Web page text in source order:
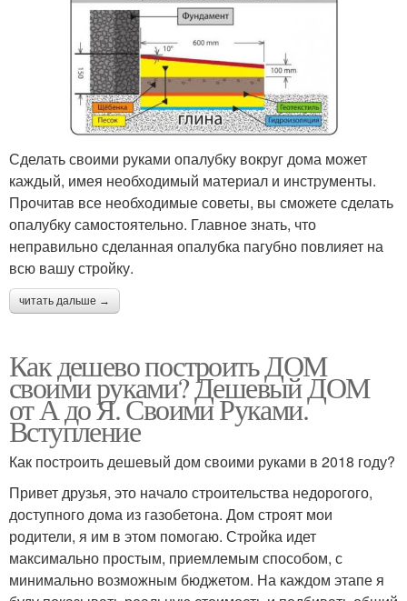
Сделать своими руками опалубку вокруг дома может
каждый, имея необходимый материал и инструменты.
Прочитав все необходимые советы, вы сможете сделать
опалубку самостоятельно. Главное знать, что
неправильно сделанная опалубка пагубно повлияет на
всю вашу стройку.
читать дальше →
Как дешево построить ДОМ
своими руками? Дешевый ДОМ
от А до Я. Своими Руками.
Вступление
Как построить дешевый дом своими руками в 2018 году?
Привет друзья, это начало строительства недорогого,
доступного дома из газобетона. Дом строят мои
родители, я им в этом помогаю. Стройка идет
максимально простым, приемлемым способом, с
минимально возможным бюджетом. На каждом этапе я